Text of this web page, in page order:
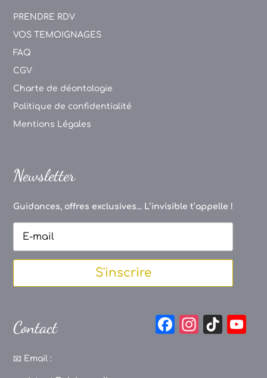
PRENDRE RDV
VOS TEMOIGNAGES
FAQ
CGV
Charte de déontologie
Politique de confidentialité
Mentions Légales
Newsletter
Guidances, offres exclusives... L’invisible t’appelle !
S'inscrire
Contact
📧 Email :
F
In Ti